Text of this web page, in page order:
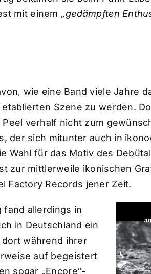
mit einem „gedämpften
wie eine Band viele Jahre
Szene zu werden.
verhalf nicht zum
der sich mitunter auch in
Wahl für das Motiv des
zur mittlerweile ikonischen
Factory Records jener Zeit.
fand allerdings in
in Deutschland ein
dort während ihrer
auf begeistert
sogar „Encore“-